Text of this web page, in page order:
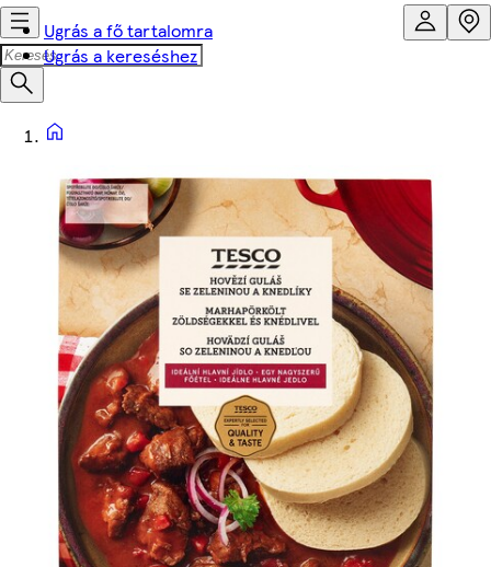
Ugrás a fő tartalomra
Ugrás a kereséshez